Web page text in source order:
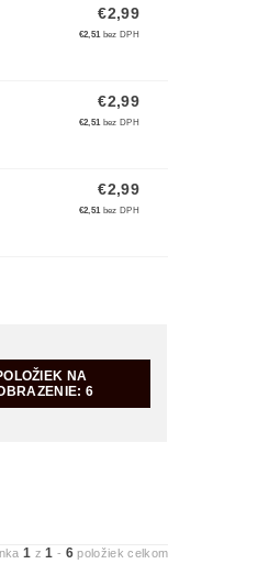
€2,99
€2,51bez DPH
€2,99
€2,51bez DPH
€2,99
€2,51bez DPH
NA
6
1 z1 - 6 položiek celkom